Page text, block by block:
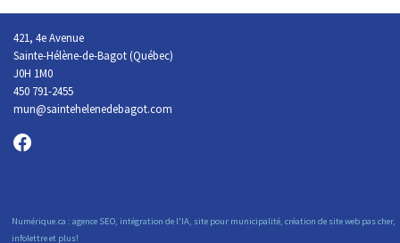
421, 4e Avenue
Sainte-Hélène-de-Bagot (Québec)
J0H 1M0
450 791-2455
mun@saintehelenedebagot.com
Numérique.ca :agence SEO, intégration de l'IA, site pour municipalité,création de site web pas cher,
infolettreet plus!